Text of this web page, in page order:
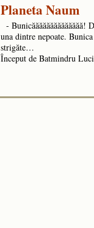
Planeta Naum
- Bunicăăăăăăăăăăăăăă!
una dintre nepoate.
strigăte…
Început de Batmindru